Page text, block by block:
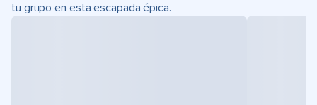
tu grupo en esta escapada épica.